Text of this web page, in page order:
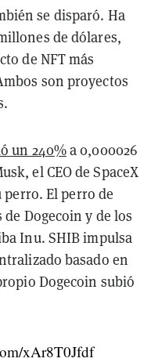
se disparó. Ha
de dólares,
de NFT más
son proyectos
un 240%a 0,000026
el CEO de SpaceX
perro. El perro de
Dogecoin y de los
Inu. SHIB impulsa
basado en
Dogecoin subió
xAr8T0Jfdf